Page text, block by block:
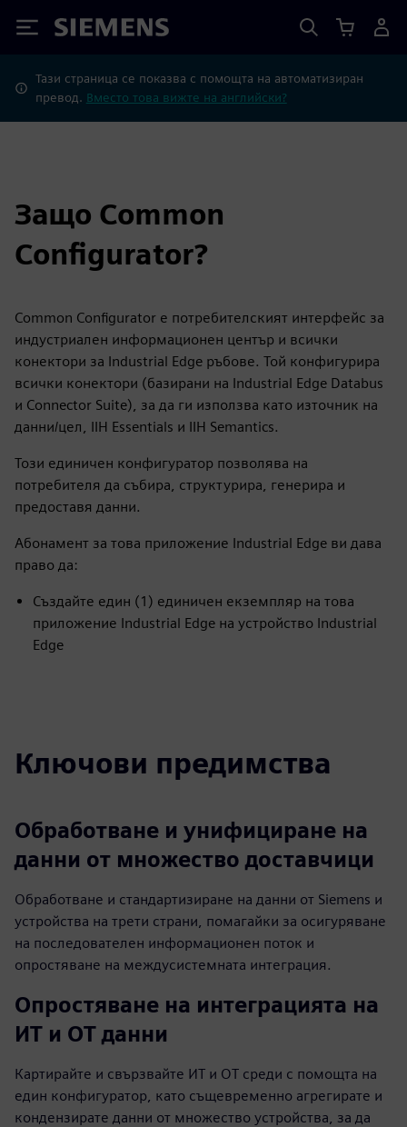
Siemens
Тази страница се показва с помощта на автоматизиран
превод. Вместо това вижте на английски?
Защо Common
Configurator?
Common Configurator е потребителският интерфейс за
индустриален информационен център и всички
конектори за Industrial Edge ръбове. Той конфигурира
всички конектори (базирани на Industrial Edge Databus
и Connector Suite), за да ги използва като източник на
данни/цел, IIH Essentials и IIH Semantics.
Този единичен конфигуратор позволява на
потребителя да събира, структурира, генерира и
предоставя данни.
Абонамент за това приложение Industrial Edge ви дава
право да:
Създайте един (1) единичен екземпляр на това
приложение Industrial Edge на устройство Industrial
Edge
Ключови предимства
Обработване и унифициране на
данни от множество доставчици
Обработване и стандартизиране на данни от Siemens и
устройства на трети страни, помагайки за осигуряване
на последователен информационен поток и
опростяване на междусистемната интеграция.
Опростяване на интеграцията на
ИТ и OT данни
Картирайте и свързвайте ИТ и OT среди с помощта на
един конфигуратор, като същевременно агрегирате и
кондензирате данни от множество устройства, за да